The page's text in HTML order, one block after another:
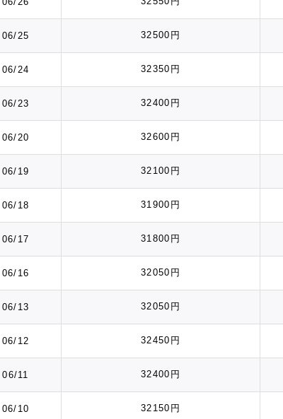
06/25 32500円
06/24 32350円
06/23 32400円
06/20 32600円
06/19 32100円
06/18 31900円
06/17 31800円
06/16 32050円
06/13 32050円
06/12 32450円
06/11 32400円
06/10 32150円